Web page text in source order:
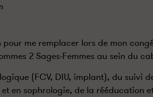
pour me remplacer lors de mon
2 Sages-Femmes au sein du
(FCV, DIU, implant), du suivi
en sophrologie, de la rééducation